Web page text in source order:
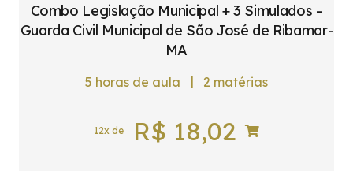
Combo Legislação Municipal + 3 Simulados –
Guarda Civil Municipal de São José de Ribamar-
MA
5 horas de aula | 2 matérias
12x de R$ 18,02